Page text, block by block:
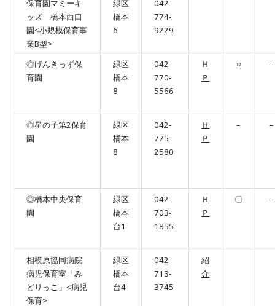
保育園マミーキ
ッズ 橋本西口
園<小規模保育事
業B型>
緑区
橋本
6
042-
774-
9229
◎げんきっず保
育園
緑区
橋本
8
042-
770-
5566
Ｈ
Ｐ
○ –
◎星の子第2保育
園
緑区
橋本
8
042-
775-
2580
Ｈ
Ｐ
– –
◎橋本中央保育
園
緑区
橋本
台1
042-
703-
1855
Ｈ
Ｐ
〇 –
相模原協同病院
病児保育室「み
どりっこ」<病児
保育>
緑区
橋本
台4
042-
713-
3745
紹
介